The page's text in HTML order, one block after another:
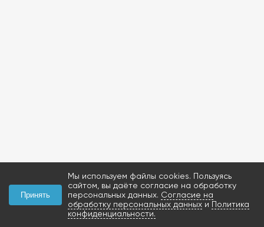
Принять
Мы используем файлы cookies. Пользуясь
сайтом, вы даёте согласие на обработку
персональных данных. Согласие на
обработку персональных данных и Политика
конфиденциальности.